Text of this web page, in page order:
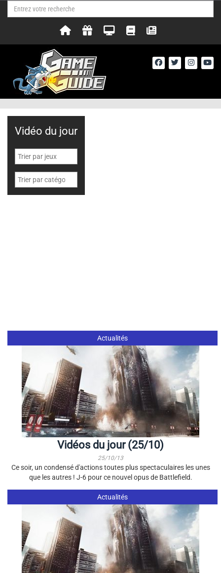
Actualités
Vidéos du jour (25/10)
25/10/13
Ce soir, un condensé d'actions toutes plus spectaculaires les unes
que les autres ! J-6 pour ce nouvel opus de Battlefield.
Actualités
Vidéo du jour